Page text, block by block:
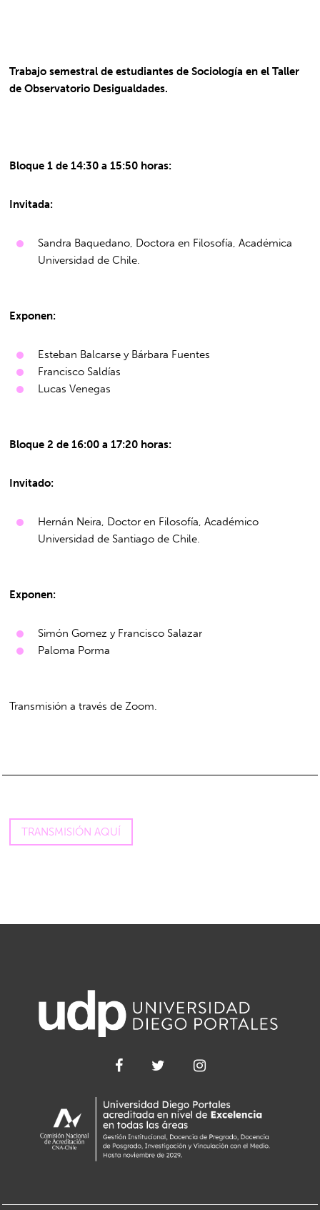
Trabajo semestral de estudiantes de Sociología en el Taller
de Observatorio Desigualdades.
Bloque 1 de 14:30 a 15:50 horas:
Invitada:
Sandra Baquedano, Doctora en Filosofía, Académica
Universidad de Chile.
Exponen:
Esteban Balcarse y Bárbara Fuentes
Francisco Saldías
Lucas Venegas
Bloque 2 de 16:00 a 17:20 horas:
Invitado:
Hernán Neira, Doctor en Filosofía, Académico
Universidad de Santiago de Chile.
Exponen:
Simón Gomez y Francisco Salazar
Paloma Porma
Transmisión a través de Zoom.
TRANSMISIÓN AQUÍ